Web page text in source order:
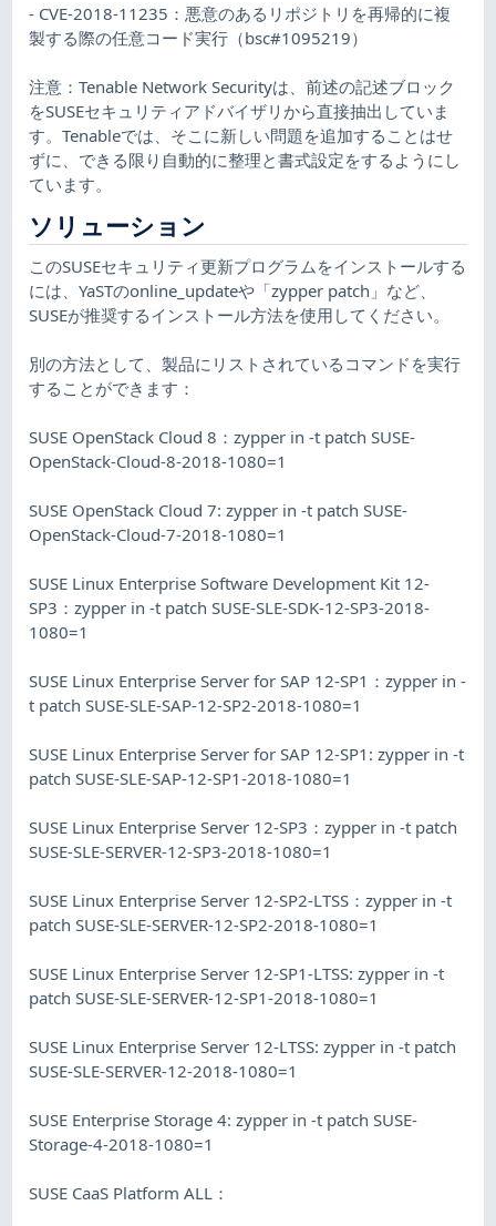
- CVE-2018-11235：悪意のあるリポジトリを再帰的に複
製する際の任意コード実行（bsc#1095219）
注意：Tenable Network Securityは、前述の記述ブロック
をSUSEセキュリティアドバイザリから直接抽出していま
す。Tenableでは、そこに新しい問題を追加することはせ
ずに、できる限り自動的に整理と書式設定をするようにし
ています。
ソリューション
このSUSEセキュリティ更新プログラムをインストールする
には、YaSTのonline_updateや「zypper patch」など、
SUSEが推奨するインストール方法を使用してください。
別の方法として、製品にリストされているコマンドを実行
することができます：
SUSE OpenStack Cloud 8：zypper in -t patch SUSE-
OpenStack-Cloud-8-2018-1080=1
SUSE OpenStack Cloud 7: zypper in -t patch SUSE-
OpenStack-Cloud-7-2018-1080=1
SUSE Linux Enterprise Software Development Kit 12-
SP3：zypper in -t patch SUSE-SLE-SDK-12-SP3-2018-
1080=1
SUSE Linux Enterprise Server for SAP 12-SP1：zypper in -
t patch SUSE-SLE-SAP-12-SP2-2018-1080=1
SUSE Linux Enterprise Server for SAP 12-SP1: zypper in -t
patch SUSE-SLE-SAP-12-SP1-2018-1080=1
SUSE Linux Enterprise Server 12-SP3：zypper in -t patch
SUSE-SLE-SERVER-12-SP3-2018-1080=1
SUSE Linux Enterprise Server 12-SP2-LTSS：zypper in -t
patch SUSE-SLE-SERVER-12-SP2-2018-1080=1
SUSE Linux Enterprise Server 12-SP1-LTSS: zypper in -t
patch SUSE-SLE-SERVER-12-SP1-2018-1080=1
SUSE Linux Enterprise Server 12-LTSS: zypper in -t patch
SUSE-SLE-SERVER-12-2018-1080=1
SUSE Enterprise Storage 4: zypper in -t patch SUSE-
Storage-4-2018-1080=1
SUSE CaaS Platform ALL：